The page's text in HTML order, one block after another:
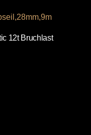
12t Bruchlast